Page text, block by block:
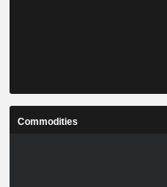
Commodities